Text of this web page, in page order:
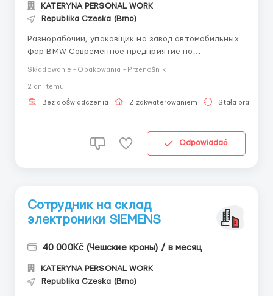
KATERYNA PERSONAL WORK
Republika Czeska (Brno)
Разнорабочий, упаковщик на завод автомобильных
фар BMW Современное предприятие по
производству пластиковых деталей для
автоматизированном производстве с легкими
деталями и удобными условиями труда. Кратко об
Składowanie - Opakowania - Przenośnik
2 dni temu
Bez doświadczenia Z zakwaterowaniem Stała praca
Odpowiadać
Сотрудник на склад
электроники SIEMENS
40 000Kč (Чешские кроны) / в месяц
KATERYNA PERSONAL WORK
Republika Czeska (Brno)